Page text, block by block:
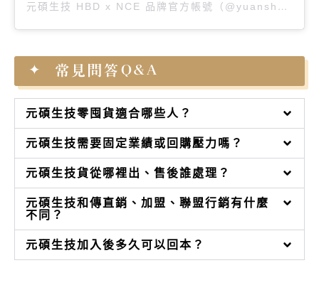
元碩生技 HBD x NCE 品牌官方帳號（@yuanshuo.care）分享的貼文
常見問答Q&A
元碩生技零囤貨適合哪些人？
元碩生技需要固定業績或回購壓力嗎？
元碩生技貨從哪裡出、售後誰處理？
元碩生技和傳直銷、加盟、聯盟行銷有什麼
不同？
元碩生技加入後多久可以回本？